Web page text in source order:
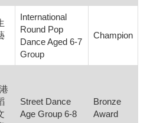
International
Round Pop
Dance Aged 6-7
Group
Champion
Street Dance
Age Group 6-8
Bronze
Award